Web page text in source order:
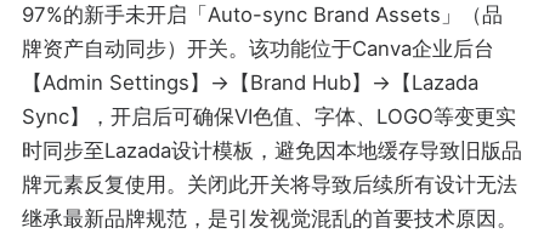
97%的新手未开启「Auto-sync Brand Assets」（品
牌资产自动同步）开关。该功能位于Canva企业后台
【Admin Settings】→【Brand Hub】→【Lazada
Sync】，开启后可确保VI色值、字体、LOGO等变更实
时同步至Lazada设计模板，避免因本地缓存导致旧版品
牌元素反复使用。关闭此开关将导致后续所有设计无法
继承最新品牌规范，是引发视觉混乱的首要技术原因。